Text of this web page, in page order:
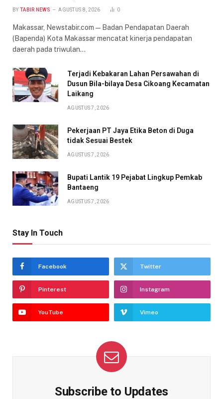
BY TABIR NEWS AGUSTUS 8, 2026 0
Makassar, Newstabir.com — Badan Pendapatan Daerah
(Bapenda) Kota Makassar mencatat kinerja pendapatan
daerah pada triwulan…
Terjadi Kebakaran Lahan Persawahan di
Dusun Bila-bilaya Desa Cikoang Kecamatan
Laikang
AGUSTUS 7, 2026
Pekerjaan PT Jaya Etika Beton di Duga
tidak Sesuai Bestek
AGUSTUS 7, 2026
Bupati Lantik 19 Pejabat Lingkup Pemkab
Bantaeng
AGUSTUS 7, 2026
Stay In Touch
Facebook Twitter
Pinterest Instagram
YouTube Vimeo
Subscribe to Updates